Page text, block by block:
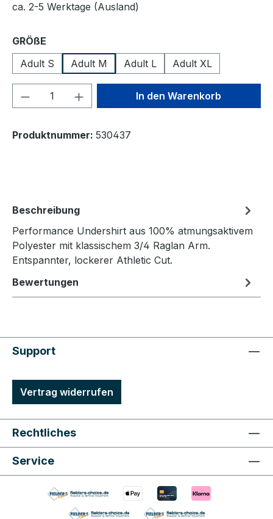
ca. 2-5 Werktage (Ausland)
GRÖßE
Adult S
Adult M Adult L Adult XL
Produkt Anzahl: Gib denIn den Warenkorb
Produktnummer: 530437
Beschreibung
Performance Undershirt aus 100% atmungsaktivem
Polyester mit klassischem 3/4 Raglan Arm.
Entspannter, lockerer Athletic Cut.
Bewertungen
Support
Vertrag widerrufen
Rechtliches
Service